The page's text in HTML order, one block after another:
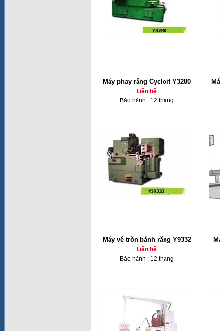
Máy phay răng Cycloit Y3280
Liên hệ
Bảo hành : 12 tháng
Máy vê tròn bánh răng Y9332
Liên hệ
Bảo hành : 12 tháng